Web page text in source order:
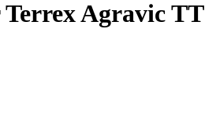
Agravic TT